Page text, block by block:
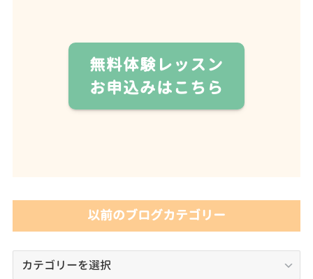
無料体験レッスン
お申込みはこちら
以前のブログカテゴリー